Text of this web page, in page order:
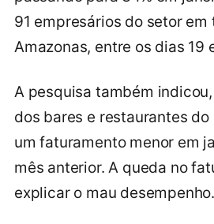
91 empresários do setor
Amazonas, entre os dias 19
A pesquisa também
dos bares e restaurantes
um faturamento menor em
mês anterior. A queda no
explicar o mau desempenho.